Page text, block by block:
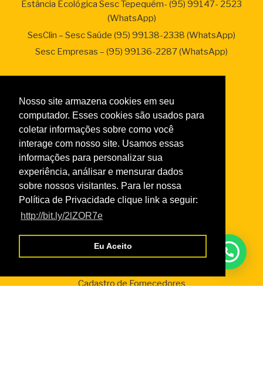
Nosso site armazena cookies em seu
computador. Esses cookies são usados para
coletar informações sobre como você
interage com nosso site. Usamos essas
informações para personalizar sua
experiência, análisar e mensurar dados
sobre nossos visitantes. Para ler nossa
Política de Privacidade clique link a seguir:
http://bit.ly/2lZOR7e
Eu Aceito
Estância Ecológica Sesc Tepequém- (95) 99147- 2523
(WhatsApp)
SesClin – Sesc Saúde (95) 99138-2338 (WhatsApp)
Sesc Empresas – (95) 99136-2287 (WhatsApp)
Links
Taxas de Serviços 2026
Normas da Academia
Normas de Atendimento da Odontologia
Normas Cursos Livres Cultura
Serviços
Credencial Virtual
Cadastro de Fornecedores